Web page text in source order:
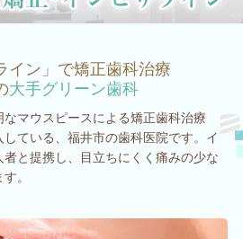
イン」で矯正歯科治療
大手グリーン歯科
マウスピースによる矯正歯科治療
している、福井市の歯科医院です。イ
と提携し、目立ちにくく痛みの少な
。